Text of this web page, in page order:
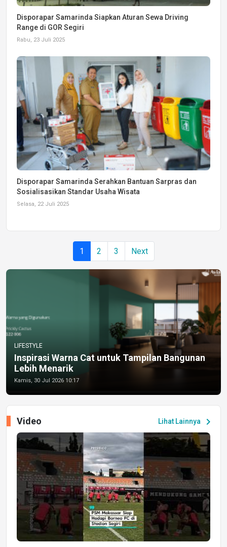
Disporapar Samarinda Siapkan Aturan Sewa Driving
Range di GOR Segiri
Rabu, 23 Juli 2025
Disporapar Samarinda Serahkan Bantuan Sarpras dan
Sosialisasikan Standar Usaha Wisata
Selasa, 22 Juli 2025
1 2 3 Next
LIFESTYLE
Inspirasi Warna Cat untuk Tampilan Bangunan
Lebih Menarik
Kamis, 30 Jul 2026 10:17
Lihat Lainnya chevron_right
Video